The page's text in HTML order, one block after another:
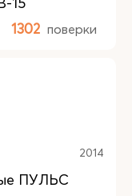
1302 поверки
2014
ПУЛЬС